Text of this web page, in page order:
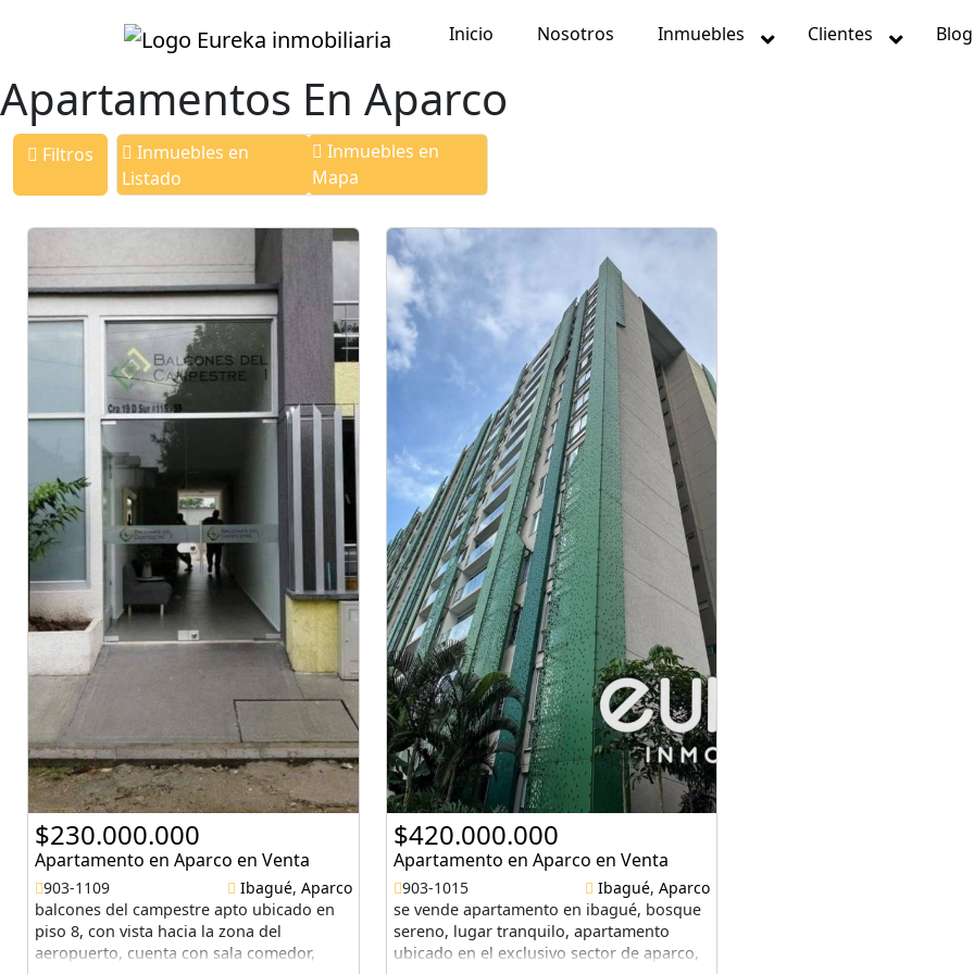
Inicio Nosotros Inmuebles Clientes Blog
Apartamentos En Aparco
Filtros
Inmuebles en
Listado
Inmuebles en
Mapa
$230.000.000
Apartamento en Aparco en Venta
903-1109 Ibagué, Aparco
balcones del campestre apto ubicado en
piso 8, con vista hacia la zona del
aeropuerto, cuenta con sala comedor,
$420.000.000
Apartamento en Aparco en Venta
903-1015 Ibagué, Aparco
se vende apartamento en ibagué, bosque
sereno, lugar tranquilo, apartamento
ubicado en el exclusivo sector de aparco,